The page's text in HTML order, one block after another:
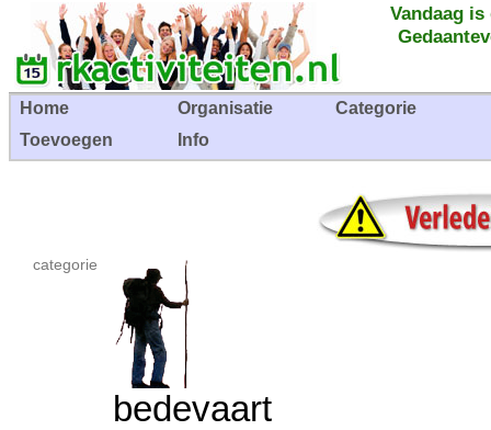
Vandaag
Home Organisatie
Categorie
Toevoegen
Info
categorie
bedevaart